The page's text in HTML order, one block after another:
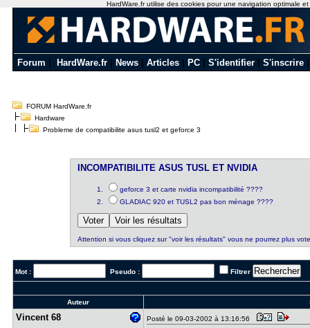
Forum HardWare.fr News Articles PC S'identifier S'inscrire
FORUM HardWare.fr
Hardware
Probleme de compatibilite asus tusl2 et geforce 3
INCOMPATIBILITE ASUS TUSL ET NVIDIA
geforce 3 et carte nvidia incompatibilité ????
GLADIAC 920 et TUSL2 pas bon ménage ????
Attention si vous cliquez sur "voir les résultats" vous ne pourrez plus
Mot : Pseudo : Filtrer
Auteur
Vincent 68 Posté le 09-03-2002 à 13:16:56
HardWare.fr utilise des cookies pour une navigation optimale